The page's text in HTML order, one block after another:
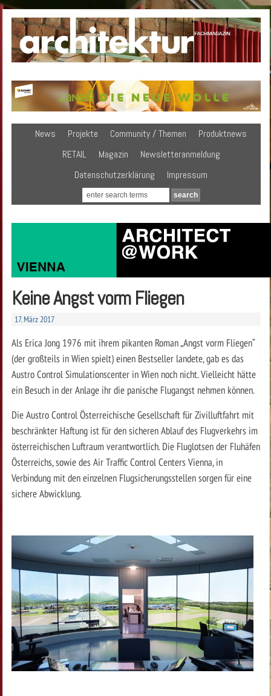
News Projekte Community / Themen
Produktnews
RETAIL
Magazin
Newsletteranmeldung
Datenschutzerklärung
Impressum
Keine Angst vorm Fliegen
17. März 2017
Als Erica Jong 1976 mit ihrem pikanten Roman „Angst vorm Fliegen“
(der großteils in Wien spielt) einen Bestseller landete, gab es das
Austro Control Simulationscenter in Wien noch nicht. Vielleicht hätte
ein Besuch in der Anlage ihr die panische Flugangst nehmen können.
Die Austro Control Österreichische Gesellschaft für Zivilluftfahrt mit
beschränkter Haftung ist für den sicheren Ablauf des Flugverkehrs im
österreichischen Luftraum verantwortlich. Die Fluglotsen der Fluhäfen
Österreichs, sowie des Air Traffic Control Centers Vienna, in
Verbindung mit den einzelnen Flugsicherungsstellen sorgen für eine
sichere Abwicklung.